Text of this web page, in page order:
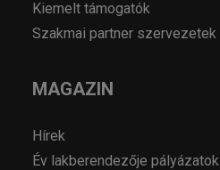
Kiemelt támogatók
Szakmai partner szervezetek
MAGAZIN
Hírek
Év lakberendezője pályázatok